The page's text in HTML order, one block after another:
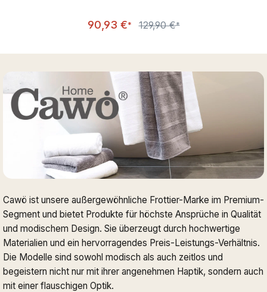
Verkaufspreis:
90,93 €* Regulärer Preis:
129,90 €*
Cawö ist unsere außergewöhnliche Frottier-Marke im Premium-
Segment und bietet Produkte für höchste Ansprüche in Qualität
und modischem Design. Sie überzeugt durch hochwertige
Materialien und ein hervorragendes Preis-Leistungs-Verhältnis.
Die Modelle sind sowohl modisch als auch zeitlos und
begeistern nicht nur mit ihrer angenehmen Haptik, sondern auch
mit einer flauschigen Optik.